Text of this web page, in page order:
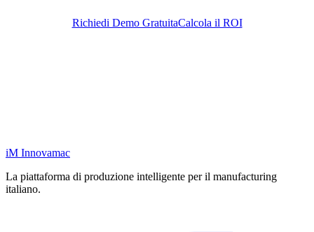
Richiedi Demo GratuitaCalcola il ROI
iM Innovamac
La piattaforma di produzione intelligente per il manufacturing
italiano.